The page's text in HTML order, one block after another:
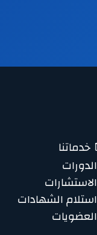
خدماتنا
الدورات
الاستشارات
استلام الشهادات
العضويات